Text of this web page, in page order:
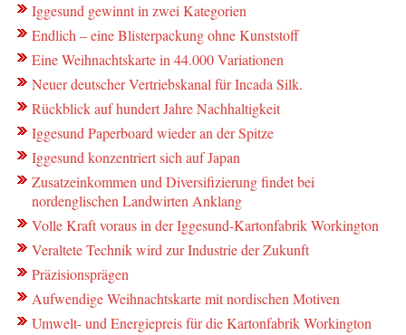
Iggesund gewinnt in zwei Kategorien
Endlich – eine Blisterpackung ohne Kunststoff
Eine Weihnachtskarte in 44.000 Variationen
Neuer deutscher Vertriebskanal für Incada Silk.
Rückblick auf hundert Jahre Nachhaltigkeit
Iggesund Paperboard wieder an der Spitze
Iggesund konzentriert sich auf Japan
Zusatzeinkommen und Diversifizierung findet bei
nordenglischen Landwirten Anklang
Volle Kraft voraus in der Iggesund-Kartonfabrik Workington
Veraltete Technik wird zur Industrie der Zukunft
Präzisionsprägen
Aufwendige Weihnachtskarte mit nordischen Motiven
Umwelt- und Energiepreis für die Kartonfabrik Workington